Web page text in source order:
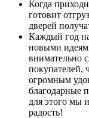
Когда
готовит
дверей
Каждый год
новыми
внимательно
покупателей,
огромным
благодарные
для этого мы
радость!